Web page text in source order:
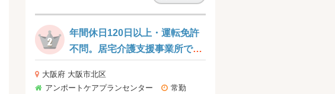
年間休日120日以上・運転免許
不問。居宅介護支援事業所での
大阪府 大阪市北区
アンポートケアプランセンター
常勤